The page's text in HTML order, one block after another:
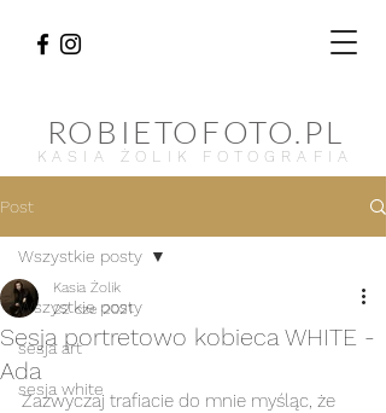
ROBIETOFOTO.PL
KASIA ŻOLIK FOTOGRAFIA
Post
Wszystkie posty
sesja art
sesja white
Wszystkie posty
Sesja portretowo kobieca WHITE -
Ada
Kasia Żolik
22 cze 2021
Zazwyczaj trafiacie do mnie myśląc, że